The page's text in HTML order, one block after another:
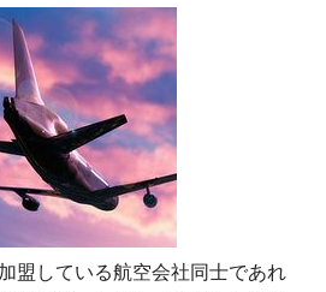
盟している航空会社同士であれ